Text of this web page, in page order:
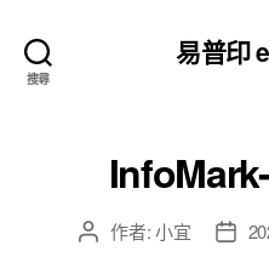
搜尋
易普印
文 作者:小宜
文